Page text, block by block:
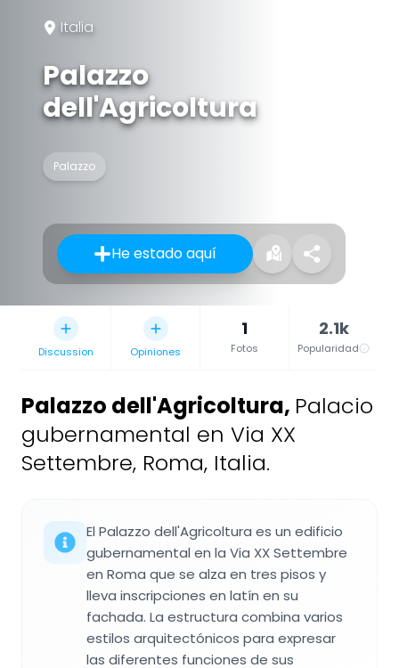
Italia
Palazzo
dell'Agricoltura
Palazzo
He estado aquí
Discussion Opiniones
1
Fotos
2.1k
Popularidad
Palazzo dell'Agricoltura, Palacio
gubernamental en Via XX
Settembre, Roma, Italia.
El Palazzo dell'Agricoltura es un edificio
gubernamental en la Via XX Settembre
en Roma que se alza en tres pisos y
lleva inscripciones en latín en su
fachada. La estructura combina varios
estilos arquitectónicos para expresar
las diferentes funciones de sus